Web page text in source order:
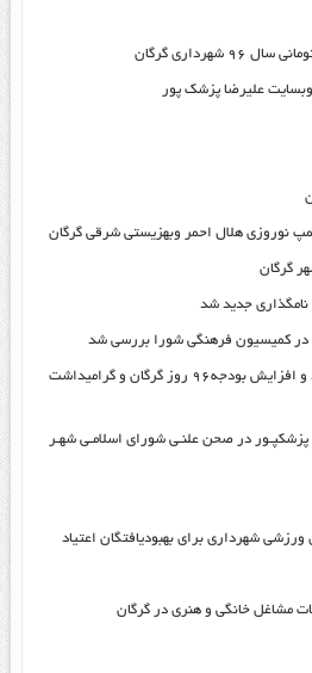
علیرضا پزشک پور
نوروزی هلال احمر وبهزیستی شرقی گرگان
گرگان
در کمیسیون فرهنگی شورا بررسی شد
ایجاد سه خانه فرهنگ جدید و افزایش بودجه۹۶ روز گرگان و گرامیداشت
در صحن علنـی شورای اسلامـی شهـر
ورزشی شهرداری برای بهبودیافتگان اعتیاد
مشاغل خانگی و هنری در گرگان